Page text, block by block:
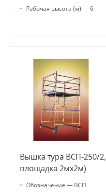
• Рабочая высота (м) — 6
Вышка тура ВСП-250/
площадка 2мх2м)
• Обозначение — ВСП